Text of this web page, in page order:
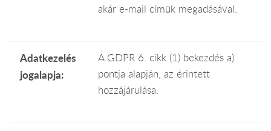
akár e-mail címük megadásával.
Adatkezelés
jogalapja:
A GDPR 6. cikk (1) bekezdés a)
pontja alapján, az érintett
hozzájárulása.